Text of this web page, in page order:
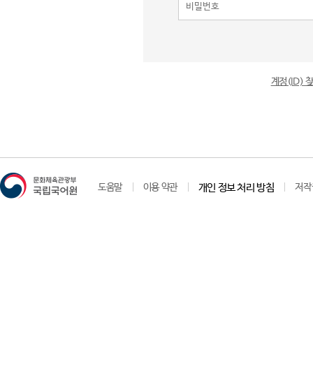
계정(ID)
도움말 이용 약관 개인 정보 처리 방침 저